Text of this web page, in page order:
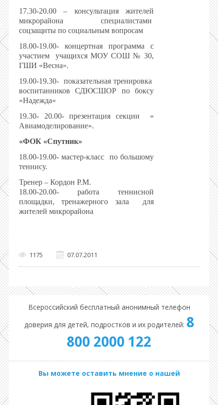
17.30-20.00 – консультация жителей
микрорайона
специалистами
соцзащиты по социальным вопросам
18.00-19.00- концертная программа с
участием
учащихся МОУ СОШ № 30,
ГШИ «Весна».
19.00-19.30- показательная тренировка
воспитанников СДЮСШОР по боксу
«Надежда»
19.30- 20.00- презентация секции
«
Авиамоделирование».
«ФОК «Спутник»
18.00-19.00- мастер-класс
по большому
теннису.
Тренер – Кордон Р.М.
18.00-20.00- работа теннисной
площадки, тренажерного зала
для
жителей микрорайона
1175 07.07.2011
Всероссийский бесплатный анонимный телефон
доверия для детей, подростков и их родителей: 8
800 2000 122
Вы можете оставить мнение о нашей